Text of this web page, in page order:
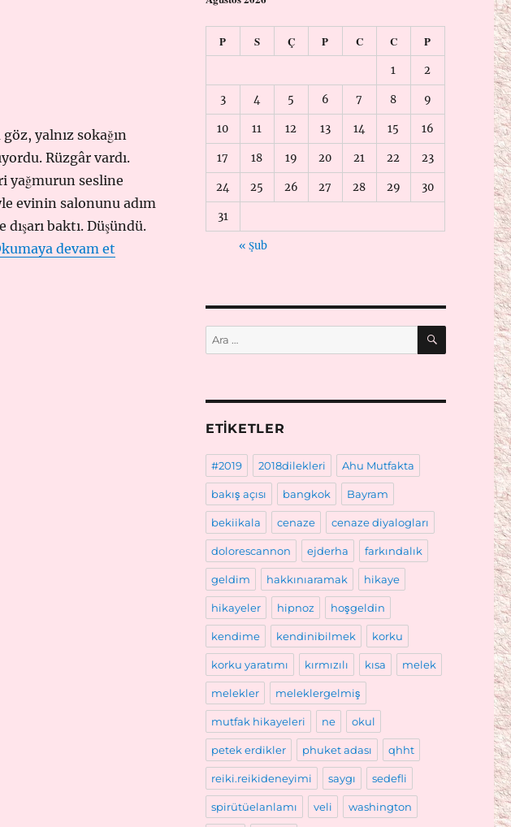
yalnız sokağın
Rüzgâr vardı.
yağmurun sesline
evinin salonunu adım
baktı. Düşündü.
devam et“KONUK YAZAR ARKADAŞIM: PETEK ERDİKLER”
P S Ç P C C P
1 2
3 4 5 6 7 8 9
10 11 12 13 14 15 16
17 18 19 20 21 22 23
24 25 26 27 28 29 30
31
« Şub
Ara: ARA
ETIKETLER
#2019 2018dilekleri Ahu Mutfakta
bakış açısı bangkok Bayram
bekiikala cenaze cenaze diyalogları
dolorescannon ejderha farkındalık
geldim hakkınıaramak hikaye
hikayeler hipnoz hoşgeldin
kendime kendinibilmek korku
korku yaratımı kırmızılı kısa melek
melekler meleklergelmiş
mutfak hikayeleri ne okul
petek erdikler phuket adası qhht
reiki.reikideneyimi saygı sedefli
spirütüelanlamı veli washington